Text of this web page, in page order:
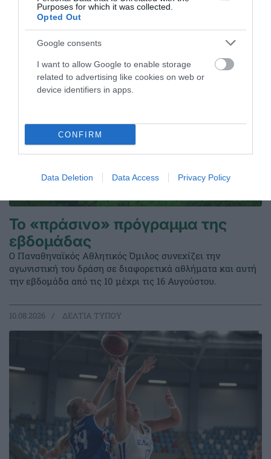
Purposes for which it was collected.
Opted Out
Google consents
I want to allow Google to enable storage
related to advertising like cookies on web or
device identifiers in apps.
CONFIRM
Data Deletion Data Access Privacy Policy
ΤΕΛΕΥΤΑΙΑ ΝΕΑ
Το «πράσινο» πρόγραμμα της
εβδομάδας
Ο Παναθηναϊκός Αθλητικός Όμιλος συνεχίζει την
αγωνιστική του δράση σε διαφορετικά αθλήματα και αυτή
την εβδομάδα από τις 10 μέχρι τις 16 Αυγούστου.
10.08.2026 ΔΕΛΤΙΑ ΤΥΠΟΥ